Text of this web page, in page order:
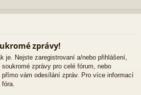
zprávy!
je. Nejste zaregistrovaní a/nebo přihlášení,
zprávy pro celé fórum, nebo
vám odesílání zpráv. Pro více informací
fóra.